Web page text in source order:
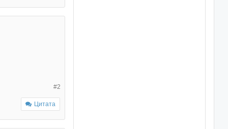
#2
Цитата